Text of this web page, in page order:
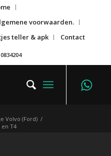
voorwaarden.
teller & apk Contact
Volvo (Ford) /
en T4